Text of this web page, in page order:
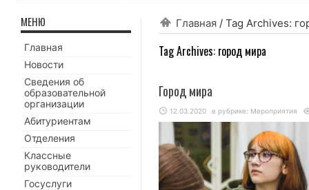
Главная / Tag Archives:
Tag Archives: город мира
Город мира
12.03.2020 в рубрике: Мероприятия
МЕНЮ
Главная
Новости
Сведения об
образовательной
организации
Абитуриентам
Отделения
Классные
руководители
Госуслуги